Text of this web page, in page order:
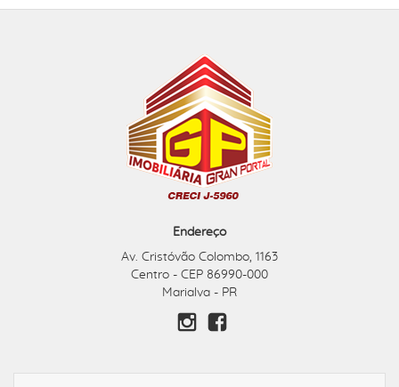
Endereço
Av. Cristóvão Colombo, 1163
Centro - CEP 86990-000
Marialva - PR